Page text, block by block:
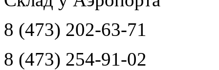
8 (473) 202-63-71
8 (473) 254-91-02